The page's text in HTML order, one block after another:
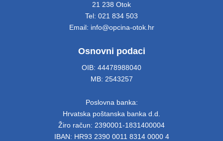
21 238 Otok
Tel: 021 834 503
Email: info@opcina-otok.hr
Osnovni podaci
OIB: 44478988040
MB: 2543257
Poslovna banka:
Hrvatska poštanska banka d.d.
Žiro račun: 2390001-1831400004
IBAN: HR93 2390 0011 8314 0000 4